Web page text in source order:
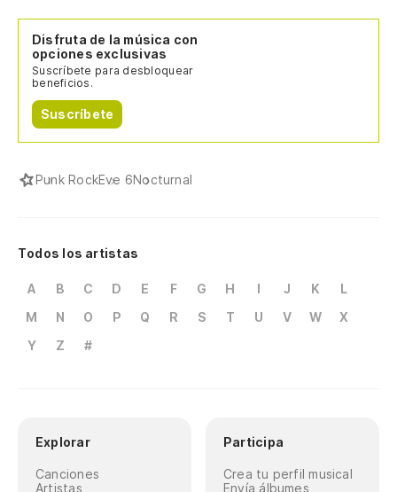
Disfruta de la música con
opciones exclusivas
Suscríbete para desbloquear
beneficios.
Suscríbete
Punk RockEve 6Nocturnal
Todos los artistas
A B C D E F G H I J K
L
M
N O P Q R S T U V W
X
Y
Z #
Explorar
Canciones
Artistas
Participa
Crea tu perfil musical
Envía álbumes